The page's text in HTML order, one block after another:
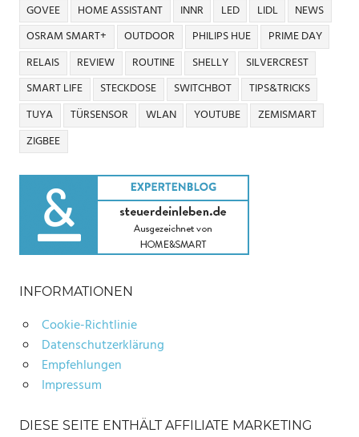
GOVEE
HOME ASSISTANT INNR LED LIDL
NEWS
OSRAM SMART+
OUTDOOR PHILIPS HUE
PRIME DAY
RELAIS
REVIEW ROUTINE SHELLY
SILVERCREST
SMART LIFE
STECKDOSE SWITCHBOT
TIPS&TRICKS
TUYA
TÜRSENSOR WLAN YOUTUBE
ZEMISMART
ZIGBEE
INFORMATIONEN
Cookie-Richtlinie
Datenschutzerklärung
Empfehlungen
Impressum
DIESE SEITE ENTHÄLT AFFILIATE MARKETING